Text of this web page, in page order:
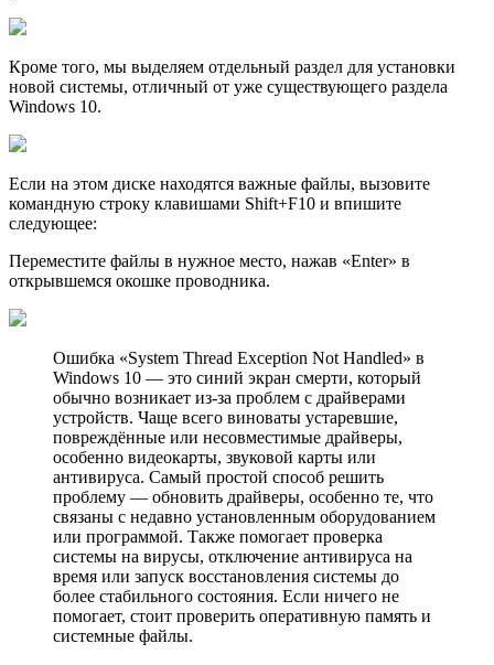
Кроме того, мы выделяем отдельный раздел для установки
новой системы, отличный от уже существующего раздела
Windows 10.
Если на этом диске находятся важные файлы, вызовите
командную строку клавишами Shift+F10 и впишите
следующее:
Переместите файлы в нужное место, нажав «Enter» в
открывшемся окошке проводника.
Ошибка «System Thread Exception Not Handled» в
Windows 10 — это синий экран смерти, который
обычно возникает из-за проблем с драйверами
устройств. Чаще всего виноваты устаревшие,
повреждённые или несовместимые драйверы,
особенно видеокарты, звуковой карты или
антивируса. Самый простой способ решить
проблему — обновить драйверы, особенно те, что
связаны с недавно установленным оборудованием
или программой. Также помогает проверка
системы на вирусы, отключение антивируса на
время или запуск восстановления системы до
более стабильного состояния. Если ничего не
помогает, стоит проверить оперативную память и
системные файлы.